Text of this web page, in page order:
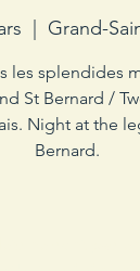
Grand-
les splendides
St Bernard /
Night at the
Bernard.